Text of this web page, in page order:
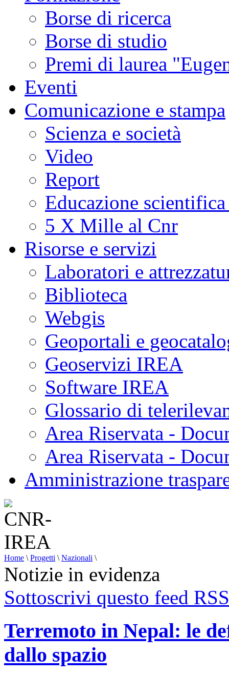
Borse di ricerca
Borse di studio
Premi di laurea
Eventi
Comunicazione e stampa
Scienza e società
Video
Report
Educazione
5 X Mille al Cnr
Risorse e servizi
Laboratori e
Biblioteca
Webgis
Geoportali e
Geoservizi IREA
Software IREA
Glossario di
Area Riservata -
Area Riservata -
Amministrazione
Home \ Progetti \ Nazionali \
Notizie in evidenza
Sottoscrivi questo feed RSS
Terremoto in Nepal: le
dallo spazio